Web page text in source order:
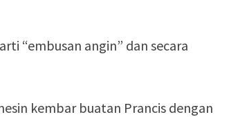
“embusan angin” dan secara
kembar buatan Prancis dengan